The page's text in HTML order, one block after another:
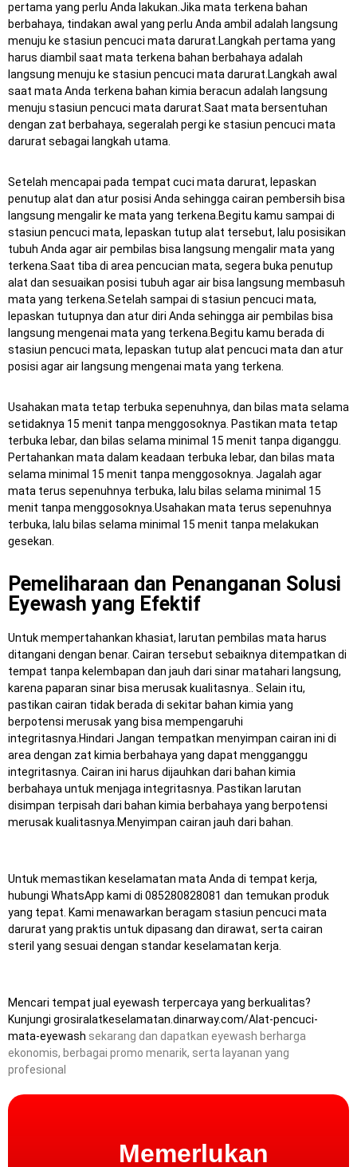
pertama yang perlu Anda lakukan.Jika mata terkena bahan
berbahaya, tindakan awal yang perlu Anda ambil adalah langsung
menuju ke stasiun pencuci mata darurat.Langkah pertama yang
harus diambil saat mata terkena bahan berbahaya adalah
langsung menuju ke stasiun pencuci mata darurat.Langkah awal
saat mata Anda terkena bahan kimia beracun adalah langsung
menuju stasiun pencuci mata darurat.Saat mata bersentuhan
dengan zat berbahaya, segeralah pergi ke stasiun pencuci mata
darurat sebagai langkah utama.
Setelah mencapai pada tempat cuci mata darurat, lepaskan
penutup alat dan atur posisi Anda sehingga cairan pembersih bisa
langsung mengalir ke mata yang terkena.Begitu kamu sampai di
stasiun pencuci mata, lepaskan tutup alat tersebut, lalu posisikan
tubuh Anda agar air pembilas bisa langsung mengalir mata yang
terkena.Saat tiba di area pencucian mata, segera buka penutup
alat dan sesuaikan posisi tubuh agar air bisa langsung membasuh
mata yang terkena.Setelah sampai di stasiun pencuci mata,
lepaskan tutupnya dan atur diri Anda sehingga air pembilas bisa
langsung mengenai mata yang terkena.Begitu kamu berada di
stasiun pencuci mata, lepaskan tutup alat pencuci mata dan atur
posisi agar air langsung mengenai mata yang terkena.
Usahakan mata tetap terbuka sepenuhnya, dan bilas mata selama
setidaknya 15 menit tanpa menggosoknya. Pastikan mata tetap
terbuka lebar, dan bilas selama minimal 15 menit tanpa diganggu.
Pertahankan mata dalam keadaan terbuka lebar, dan bilas mata
selama minimal 15 menit tanpa menggosoknya. Jagalah agar
mata terus sepenuhnya terbuka, lalu bilas selama minimal 15
menit tanpa menggosoknya.Usahakan mata terus sepenuhnya
terbuka, lalu bilas selama minimal 15 menit tanpa melakukan
gesekan.
Pemeliharaan dan Penanganan Solusi
Eyewash yang Efektif
Untuk mempertahankan khasiat, larutan pembilas mata harus
ditangani dengan benar. Cairan tersebut sebaiknya ditempatkan di
tempat tanpa kelembapan dan jauh dari sinar matahari langsung,
karena paparan sinar bisa merusak kualitasnya.. Selain itu,
pastikan cairan tidak berada di sekitar bahan kimia yang
berpotensi merusak yang bisa mempengaruhi
integritasnya.Hindari Jangan tempatkan menyimpan cairan ini di
area dengan zat kimia berbahaya yang dapat mengganggu
integritasnya. Cairan ini harus dijauhkan dari bahan kimia
berbahaya untuk menjaga integritasnya. Pastikan larutan
disimpan terpisah dari bahan kimia berbahaya yang berpotensi
merusak kualitasnya.Menyimpan cairan jauh dari bahan.
Untuk memastikan keselamatan mata Anda di tempat kerja,
hubungi WhatsApp kami di 085280828081 dan temukan produk
yang tepat. Kami menawarkan beragam stasiun pencuci mata
darurat yang praktis untuk dipasang dan dirawat, serta cairan
steril yang sesuai dengan standar keselamatan kerja.
Mencari tempat jual eyewash terpercaya yang berkualitas?
Kunjungi grosiralatkeselamatan.dinarway.com/Alat-pencuci-
mata-eyewash sekarang dan dapatkan eyewash berharga
ekonomis, berbagai promo menarik, serta layanan yang
profesional
Memerlukan